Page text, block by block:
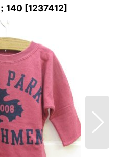
140 [1237412]